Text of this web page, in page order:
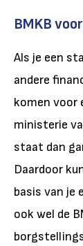
BMKB
Als je een
andere
komen voor
ministerie
staat dan
Daardoor
basis van je
ook wel de